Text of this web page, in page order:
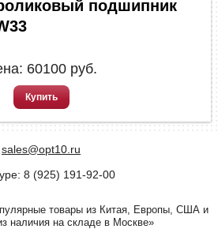
подшипник
60100 руб.
Купить
sales@opt10.ru
8 (925) 191-92-00
товары из Китая, Европы, США и
наличия на складе в Москве»